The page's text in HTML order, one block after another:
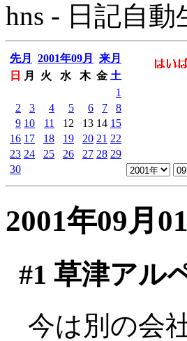
hns - 日記自動
先月 2001年09月
来月
日
月 火 水 木 金 土
1
2
3 4 5 6 7
8
9 10 11 12 13 14 15
16 17 18 19 20 21 22
23 24 25 26 27 28 29
30
2001年09月
#1 草津アル
今は別の会